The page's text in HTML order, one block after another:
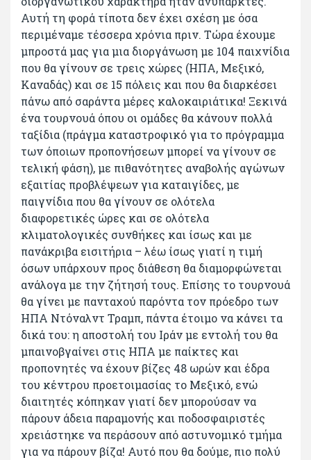
Αυτή τη φορά τίποτα δεν έχει σχέση με όσα
περιμέναμε τέσσερα χρόνια πριν. Τώρα έχουμε
μπροστά μας για μια διοργάνωση με 104 παιχνίδια
που θα γίνουν σε τρεις χώρες (ΗΠΑ, Μεξικό,
Καναδάς) και σε 15 πόλεις και που θα διαρκέσει
πάνω από σαράντα μέρες καλοκαιριάτικα! Ξεκινά
ένα τουρνουά όπου οι ομάδες θα κάνουν πολλά
ταξίδια (πράγμα καταστροφικό για το πρόγραμμα
των όποιων προπονήσεων μπορεί να γίνουν σε
τελική φάση), με πιθανότητες αναβολής αγώνων
εξαιτίας προβλέψεων για καταιγίδες, με
παιγνίδια που θα γίνουν σε ολότελα
διαφορετικές ώρες και σε ολότελα
κλιματολογικές συνθήκες και ίσως και με
πανάκριβα εισιτήρια – λέω ίσως γιατί η τιμή
όσων υπάρχουν προς διάθεση θα διαμορφώνεται
ανάλογα με την ζήτησή τους. Επίσης το τουρνουά
θα γίνει με πανταχού παρόντα τον πρόεδρο των
ΗΠΑ Ντόναλντ Τραμπ, πάντα έτοιμο να κάνει τα
δικά του: η αποστολή του Ιράν με εντολή του θα
μπαινοβγαίνει στις ΗΠΑ με παίκτες και
προπονητές να έχουν βίζες 48 ωρών και έδρα
του κέντρου προετοιμασίας το Μεξικό, ενώ
διαιτητές κόπηκαν γιατί δεν μπορούσαν να
πάρουν άδεια παραμονής και ποδοσφαιριστές
χρειάστηκε να περάσουν από αστυνομικό τμήμα
για να πάρουν βίζα! Αυτό που θα δούμε, πιο πολύ